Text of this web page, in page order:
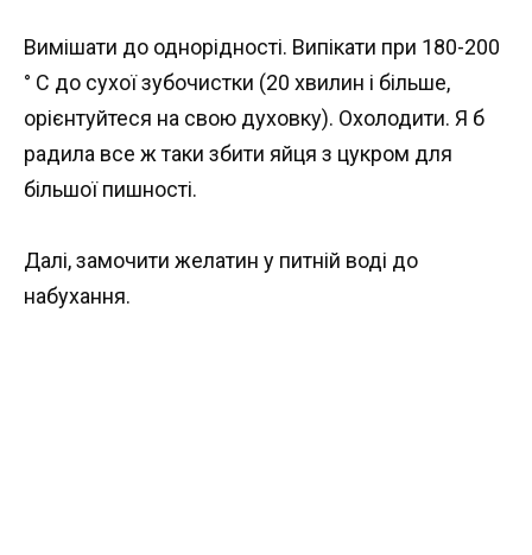
Вимішати до однорідності. Випікати при 180-200
° С до сухої зубочистки (20 хвилин і більше,
орієнтуйтеся на свою духовку). Охолодити. Я б
радила все ж таки збити яйця з цукром для
більшої пишності.
Далі, замочити желатин у питній воді до
набухання.